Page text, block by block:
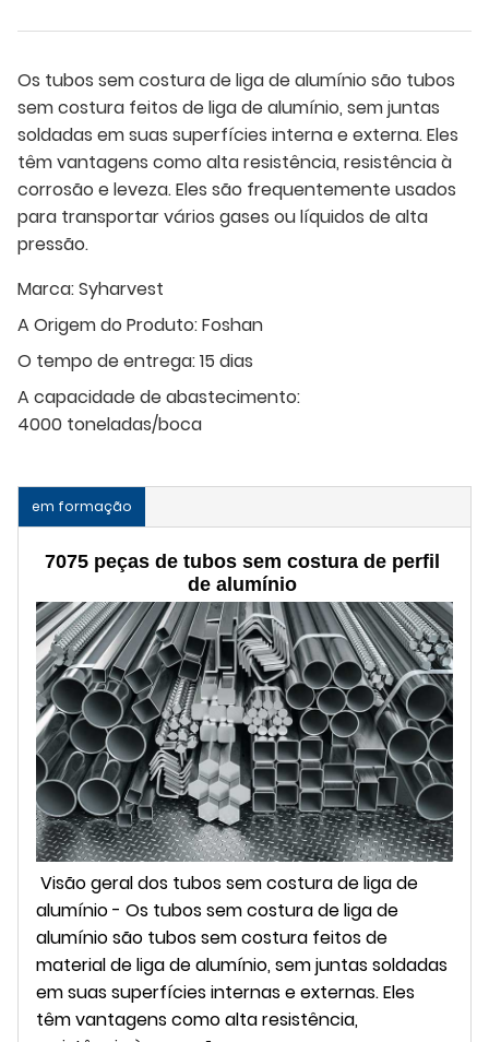
Os tubos sem costura de liga de alumínio são tubos
sem costura feitos de liga de alumínio, sem juntas
soldadas em suas superfícies interna e externa. Eles
têm vantagens como alta resistência, resistência à
corrosão e leveza. Eles são frequentemente usados ​​
para transportar vários gases ou líquidos de alta
pressão.
Marca:Syharvest
A Origem do Produto:Foshan
O tempo de entrega:15 dias
A capacidade de abastecimento:
4000 toneladas/boca
em formação
7075 peças de tubos sem costura de perfil
de alumínio
Visão geral dos tubos sem costura de liga de
alumínio - Os tubos sem costura de liga de
alumínio são tubos sem costura feitos de
material de liga de alumínio, sem juntas soldadas
em suas superfícies internas e externas. Eles
têm vantagens como alta resistência,